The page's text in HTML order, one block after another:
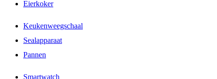
Eierkoker
Keukenweegschaal
Sealapparaat
Pannen
Smartwatch